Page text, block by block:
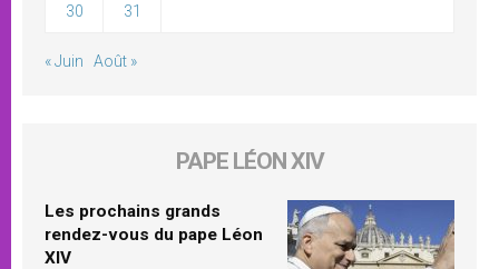
30 31
« Juin Août »
PAPE LÉON XIV
Les prochains grands
rendez-vous du pape Léon
XIV